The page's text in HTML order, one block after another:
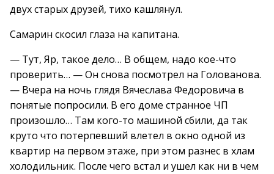
двух старых друзей, тихо кашлянул.
Самарин скосил глаза на капитана.
— Тут, Яр, такое дело… В общем, надо кое-что
проверить… — Он снова посмотрел на Голованова.
— Вчера на ночь глядя Вячеслава Федоровича в
понятые попросили. В его доме странное ЧП
произошло… Там кого-то машиной сбили, да так
круто что потерпевший влетел в окно одной из
квартир на первом этаже, при этом разнес в хлам
холодильник. После чего встал и ушел как ни в чем